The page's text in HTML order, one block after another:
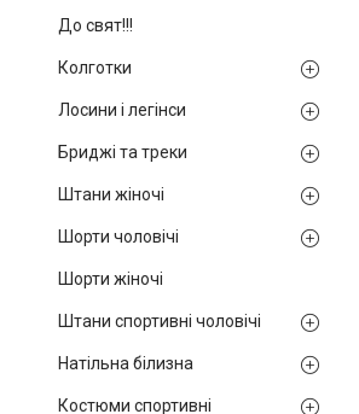
До свят!!!
Колготки
Лосини і легінси
Бриджі та треки
Штани жіночі
Шорти чоловічі
Шорти жіночі
Штани спортивні чоловічі
Натільна білизна
Костюми спортивні